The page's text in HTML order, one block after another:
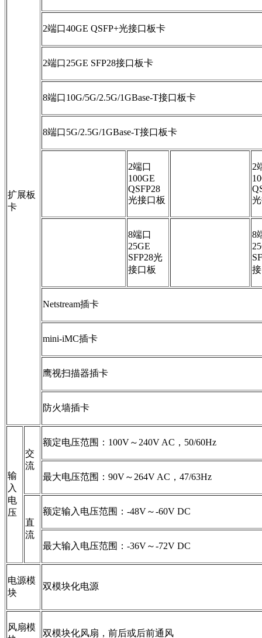
扩展板
卡
2端口40GE QSFP+光接口板卡
2端口25GE SFP28接口板卡
8端口10G/5G/2.5G/1GBase-T接口板卡
8端口5G/2.5G/1GBase-T接口板卡
2端口
100GE
QSFP28
光接口板
2
8端口
25GE
SFP28光
接口板
8
Netstream插卡
mini-iMC插卡
鹰视扫描器插卡
防火墙插卡
输
入
电
压
交
流
额定电压范围：100V～240V AC，50/60Hz
最大电压范围：90V～264V AC，47/63Hz
直
流
额定输入电压范围：-48V～-60V DC
最大输入电压范围：-36V～-72V DC
电源模
块
双模块化电源
风扇模
双模块化风扇，前后或后前通风